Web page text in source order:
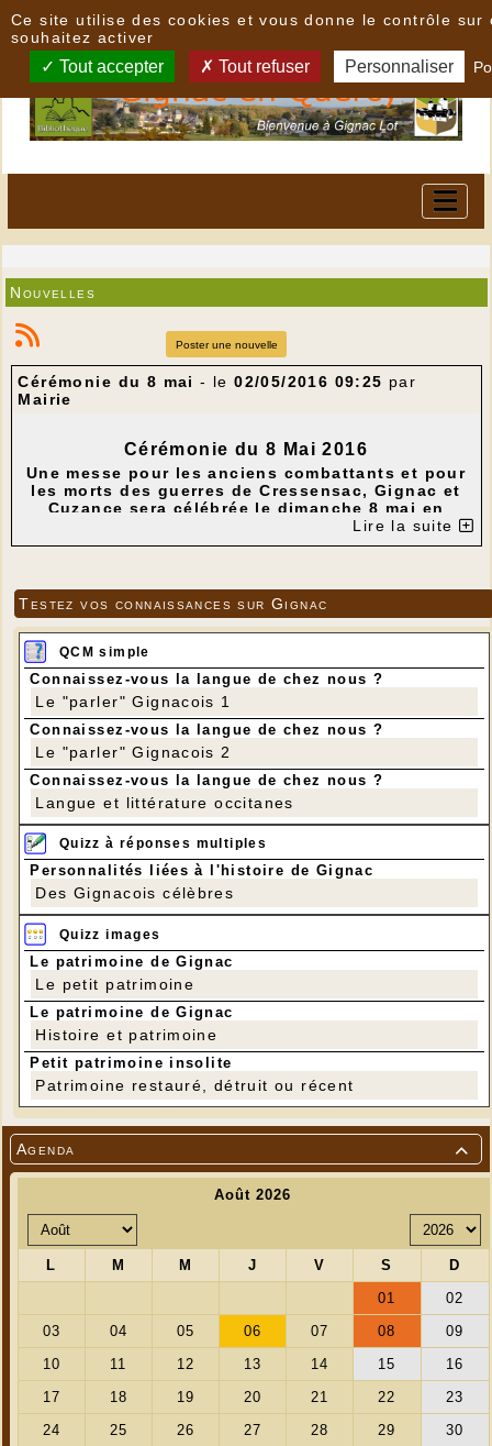

Agenda
Nouvelles
Poster une nouvelle
Cérémonie du 8 mai - le02/05/2016 09:25 par
Mairie
Cérémonie du 8 Mai 2016
Une messe pour les anciens combattants et pour
les morts des guerres de Cressensac, Gignac et
Cuzance sera célébrée le dimanche 8 mai en
l’église de Cuzance à 10h30.
Commémoration au monument aux morts de
Lire la suite
Testez vos connaissances sur Gignac
QCM simple
Connaissez-vous la langue de chez nous ?
Le "parler" Gignacois 1
Connaissez-vous la langue de chez nous ?
Le "parler" Gignacois 2
Connaissez-vous la langue de chez nous ?
Langue et littérature occitanes
Quizz à réponses multiples
Personnalités liées à l'histoire de Gignac
Des Gignacois célèbres
Quizz images
Le patrimoine de Gignac
Le petit patrimoine
Le patrimoine de Gignac
Histoire et patrimoine
Petit patrimoine insolite
Patrimoine restauré, détruit ou récent
Ce site utilise des cookies et vous donne le contrôle sur
souhaitez activer
Tout accepter Tout refuser Personnaliser